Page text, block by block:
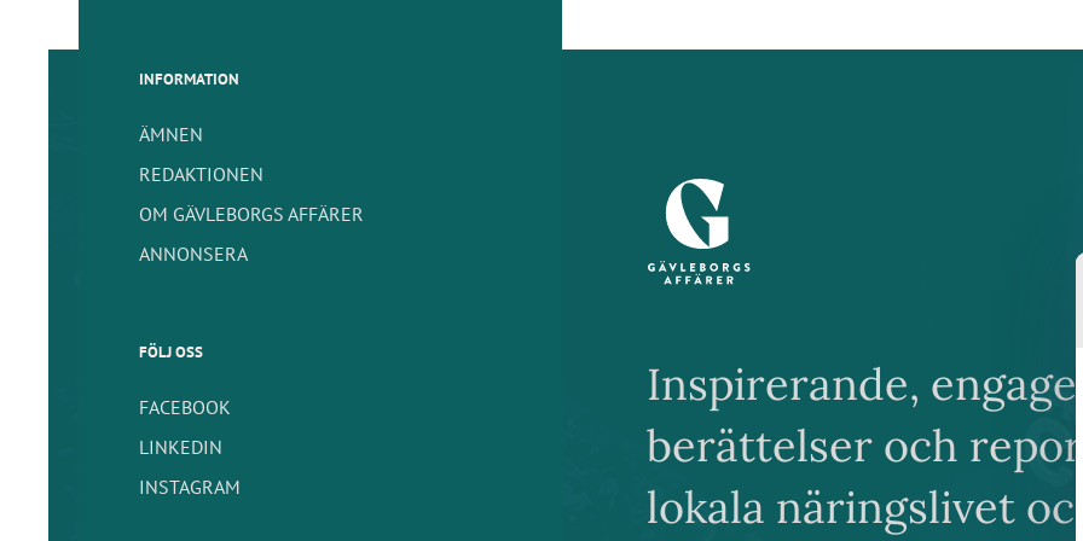
INFORMATION
ÄMNEN
REDAKTIONEN
OM GÄVLEBORGS AFFÄRER
ANNONSERA
FÖLJ OSS
FACEBOOK
LINKEDIN
INSTAGRAM
Inspirerande,
berättelser och
lokala näringslivet